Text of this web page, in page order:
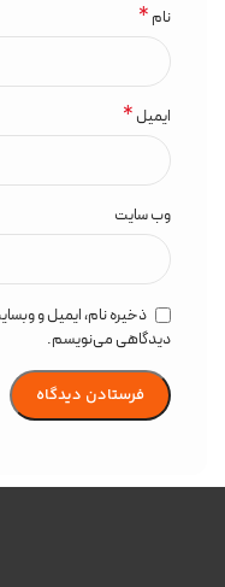
نام *
ایمیل *
وب‌ سایت
ذخیره نام، ایمیل و
دیدگاهی می‌نویسم.